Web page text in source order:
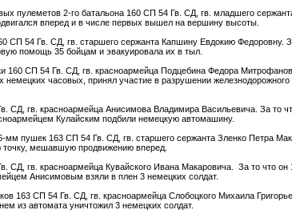
пулеметов 2-го батальона 160 СП 54 Гв. СД, гв. младшего
вперед и в числе первых вышел на вершину высоты.
СП 54 Гв. СД, гв. старшего сержанта Капшину Евдокию Федоровну.
помощь 35 бойцам и эвакуировала их в тыл.
160 СП 54 Гв. СД, гв. красноармейца Подцебина Федора
часовых, принял участие в разрушении железнодорожного
СД, гв. красноармейца Анисимова Владимира Васильевича. За то
Кулайским подбили немецкую автомашину.
мм пушек 163 СП 54 Гв. СД, гв. старшего сержанта Зленко Петра
точку, мешавшую продвижению вперед.
СД, гв. красноармейца Кувайского Ивана Макаровича. За то что
Анисимовым взяли в плен 3 немецких солдат.
163 СП 54 Гв. СД, гв. красноармейца Слобоцкого Михаила
из автомата уничтожил 3 немецких солдат.